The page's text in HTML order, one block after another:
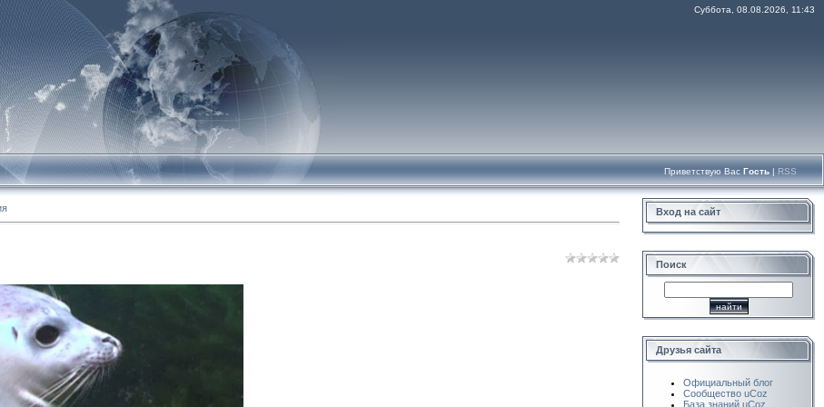
Суббота, 08.08.2026, 11:43
Приветствую Вас Гость | RSS
Вход на сайт
Поиск
Друзья сайта
Официальный блог
Сообщество uCoz
База знаний uCoz